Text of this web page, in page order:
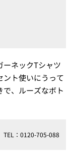
ーネックTシャツ
ント使いにうって
、ルーズなボト
TEL：0120-705-088